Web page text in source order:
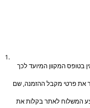
בטופס המקוון המיועד לכך
את פרטי מקבל ההזמנה, שם
המשלוח לאתר בקלות את